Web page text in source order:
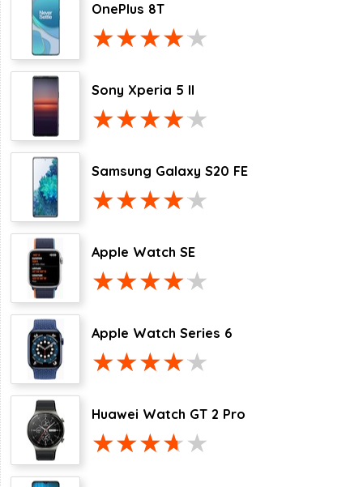
OnePlus 8T
Sony Xperia 5 II
Samsung Galaxy S20 FE
Apple Watch SE
Apple Watch Series 6
Huawei Watch GT 2 Pro